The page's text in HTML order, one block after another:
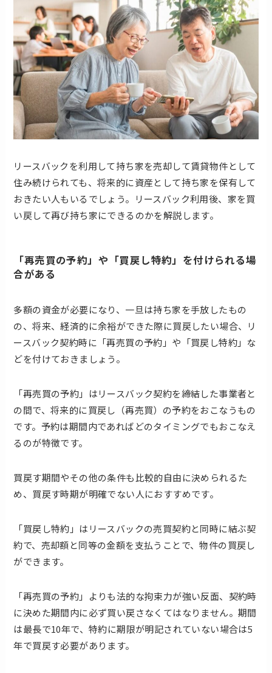
リースバックを利用して持ち家を売却して賃貸物件として
住み続けられても、将来的に資産として持ち家を保有して
おきたい人もいるでしょう。リースバック利用後、家を買
い戻して再び持ち家にできるのかを解説します。
「再売買の予約」や「買戻し特約」を付けられる場
合がある
多額の資金が必要になり、一旦は持ち家を手放したもの
の、将来、経済的に余裕ができた際に買戻したい場合、リ
ースバック契約時に「再売買の予約」や「買戻し特約」な
どを付けておきましょう。
「再売買の予約」はリースバック契約を締結した事業者と
の間で、将来的に買戻し（再売買）の予約をおこなうもの
です。予約は期間内であればどのタイミングでもおこなえ
るのが特徴です。
買戻す期間やその他の条件も比較的自由に決められるた
め、買戻す時期が明確でない人におすすめです。
「買戻し特約」はリースバックの売買契約と同時に結ぶ契
約で、売却額と同等の金額を支払うことで、物件の買戻し
ができます。
「再売買の予約」よりも法的な拘束力が強い反面、契約時
に決めた期間内に必ず買い戻さなくてはなりません。期間
は最長で10年で、特約に期限が明記されていない場合は5
年で買戻す必要があります。